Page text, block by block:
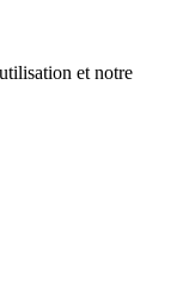
et notre